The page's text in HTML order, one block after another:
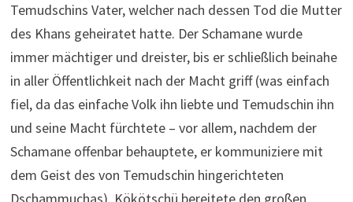
Temudschins Vater, welcher nach dessen Tod die Mutter
des Khans geheiratet hatte. Der Schamane wurde
immer mächtiger und dreister, bis er schließlich beinahe
in aller Öffentlichkeit nach der Macht griff (was einfach
fiel, da das einfache Volk ihn liebte und Temudschin ihn
und seine Macht fürchtete – vor allem, nachdem der
Schamane offenbar behauptete, er kommuniziere mit
dem Geist des von Temudschin hingerichteten